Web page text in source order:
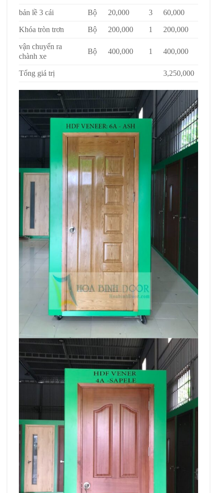
bản lề 3 cái Bộ 20,000 3 60,000
Khóa tròn trơn Bộ 200,000 1 200,000
vận chuyển ra
chành xe
Bộ 400,000 1 400,000
Tổng giá trị 3,250,000